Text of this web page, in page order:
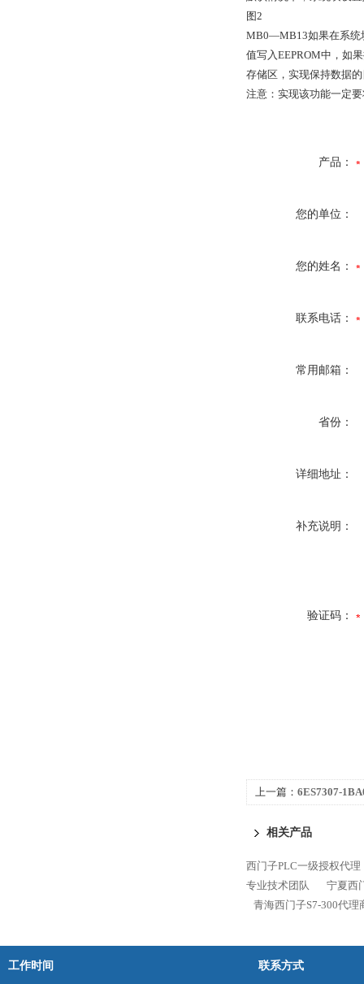
图2
MB0—MB13如果在系统
值写入EEPROM中，如
存储区，实现保持数据
注意：实现该功能一定
产品：
您的单位：
您的姓名：
联系电话：
常用邮箱：
省份：
详细地址：
补充说明：
验证码：
上一篇： 6ES7307-
相关产品
西门子PLC一级授权代理
专业技术团队
宁夏西
青海西门子S7-300代理
工作时间 联系方式